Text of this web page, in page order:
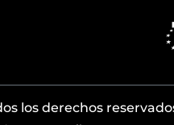
los derechos